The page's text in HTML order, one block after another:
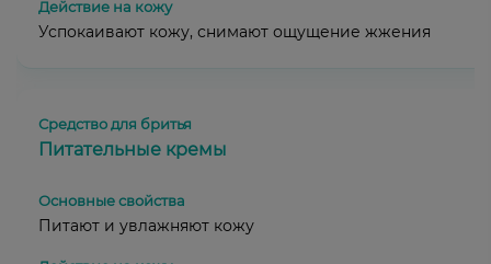
Успокаивают кожу, снимают ощущение жжения
Питательные кремы
Питают и увлажняют кожу